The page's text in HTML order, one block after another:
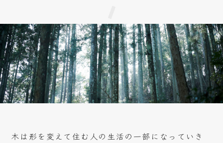
木は形を変えて住む人の生活の一部になっていき